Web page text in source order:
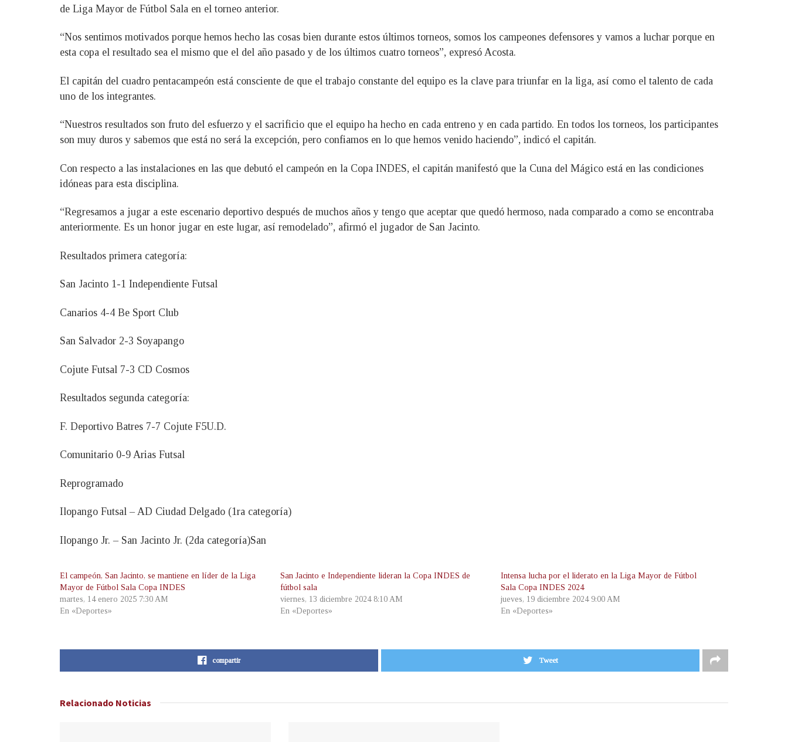
de Liga Mayor de Fútbol Sala en el torneo anterior.
“Nos sentimos motivados porque hemos hecho las cosas bien durante estos últimos torneos, somos los campeones defensores y vamos a luchar porque en
esta copa el resultado sea el mismo que el del año pasado y de los últimos cuatro torneos”, expresó Acosta.
El capitán del cuadro pentacampeón está consciente de que el trabajo constante del equipo es la clave para triunfar en la liga, así como el talento de cada
uno de los integrantes.
“Nuestros resultados son fruto del esfuerzo y el sacrificio que el equipo ha hecho en cada entreno y en cada partido. En todos los torneos, los participantes
son muy duros y sabemos que está no será la excepción, pero confiamos en lo que hemos venido haciendo”, indicó el capitán.
Con respecto a las instalaciones en las que debutó el campeón en la Copa INDES, el capitán manifestó que la Cuna del Mágico está en las condiciones
idóneas para esta disciplina.
“Regresamos a jugar a este escenario deportivo después de muchos años y tengo que aceptar que quedó hermoso, nada comparado a como se encontraba
anteriormente. Es un honor jugar en este lugar, así remodelado”, afirmó el jugador de San Jacinto.
Resultados primera categoría:
San Jacinto 1-1 Independiente Futsal
Canarios 4-4 Be Sport Club
San Salvador 2-3 Soyapango
Cojute Futsal 7-3 CD Cosmos
Resultados segunda categoría:
F. Deportivo Batres 7-7 Cojute F5U.D.
Comunitario 0-9 Arias Futsal
Reprogramado
Ilopango Futsal – AD Ciudad Delgado (1ra categoría)
Ilopango Jr. – San Jacinto Jr. (2da categoría)San
El campeón, San Jacinto, se mantiene en líder de la Liga
Mayor de Fútbol Sala Copa INDES
martes, 14 enero 2025 7:30 AM
En «Deportes»
San Jacinto e Independiente lideran la Copa INDES de
fútbol sala
viernes, 13 diciembre 2024 8:10 AM
En «Deportes»
Intensa lucha por el liderato en la Liga Mayor de Fútbol
Sala Copa INDES 2024
jueves, 19 diciembre 2024 9:00 AM
En «Deportes»
compartir Tweet
Relacionado Noticias